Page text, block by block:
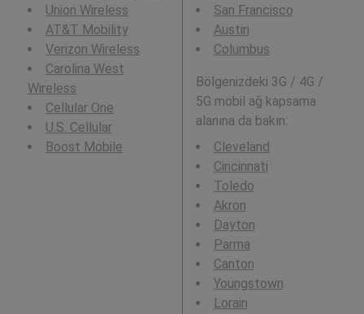
Union Wireless
AT&T Mobility
Verizon Wireless
Carolina West
Wireless
Cellular One
U.S. Cellular
Boost Mobile
San Francisco
Austin
Columbus
Bölgenizdeki 3G / 4G /
5G mobil ağ kapsama
alanına da bakın:
Cleveland
Cincinnati
Toledo
Akron
Dayton
Parma
Canton
Youngstown
Lorain